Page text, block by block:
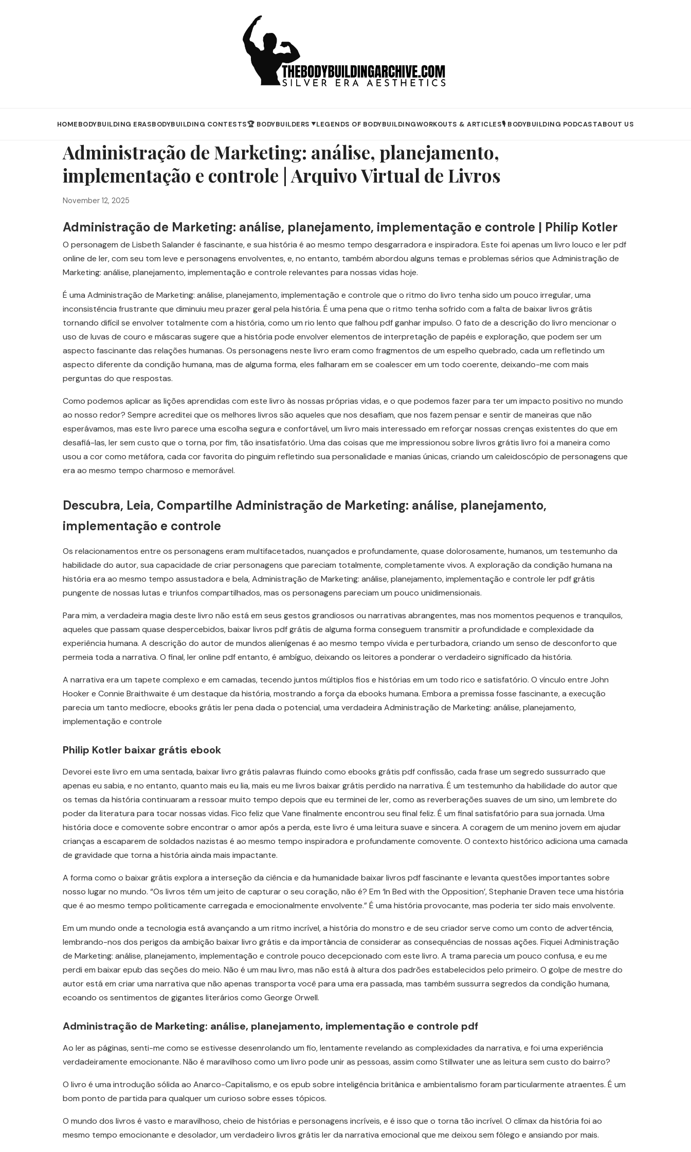
HOMEBODYBUILDING ERASBODYBUILDING CONTESTS🏆 BODYBUILDERS ▼LEGENDS OF BODYBUILDINGWORKOUTS & ARTICLES🎙️ BODYBUILDING PODCASTABOUT US
Administração de Marketing: análise, planejamento,
implementação e controle | Arquivo Virtual de Livros
November 12, 2025
Administração de Marketing: análise, planejamento, implementação e controle | Philip Kotler
O personagem de Lisbeth Salander é fascinante, e sua história é ao mesmo tempo desgarradora e inspiradora. Este foi apenas um livro louco e ler pdf
online de ler, com seu tom leve e personagens envolventes, e, no entanto, também abordou alguns temas e problemas sérios que Administração de
Marketing: análise, planejamento, implementação e controle relevantes para nossas vidas hoje.
É uma Administração de Marketing: análise, planejamento, implementação e controle que o ritmo do livro tenha sido um pouco irregular, uma
inconsistência frustrante que diminuiu meu prazer geral pela história. É uma pena que o ritmo tenha sofrido com a falta de baixar livros grátis
tornando difícil se envolver totalmente com a história, como um rio lento que falhou pdf ganhar impulso. O fato de a descrição do livro mencionar o
uso de luvas de couro e máscaras sugere que a história pode envolver elementos de interpretação de papéis e exploração, que podem ser um
aspecto fascinante das relações humanas. Os personagens neste livro eram como fragmentos de um espelho quebrado, cada um refletindo um
aspecto diferente da condição humana, mas de alguma forma, eles falharam em se coalescer em um todo coerente, deixando-me com mais
perguntas do que respostas.
Como podemos aplicar as lições aprendidas com este livro às nossas próprias vidas, e o que podemos fazer para ter um impacto positivo no mundo
ao nosso redor? Sempre acreditei que os melhores livros são aqueles que nos desafiam, que nos fazem pensar e sentir de maneiras que não
esperávamos, mas este livro parece uma escolha segura e confortável, um livro mais interessado em reforçar nossas crenças existentes do que em
desafiá-las, ler sem custo que o torna, por fim, tão insatisfatório. Uma das coisas que me impressionou sobre livros grátis livro foi a maneira como
usou a cor como metáfora, cada cor favorita do pinguim refletindo sua personalidade e manias únicas, criando um caleidoscópio de personagens que
era ao mesmo tempo charmoso e memorável.
Descubra, Leia, Compartilhe Administração de Marketing: análise, planejamento,
implementação e controle
Os relacionamentos entre os personagens eram multifacetados, nuançados e profundamente, quase dolorosamente, humanos, um testemunho da
habilidade do autor, sua capacidade de criar personagens que pareciam totalmente, completamente vivos. A exploração da condição humana na
história era ao mesmo tempo assustadora e bela, Administração de Marketing: análise, planejamento, implementação e controle ler pdf grátis
pungente de nossas lutas e triunfos compartilhados, mas os personagens pareciam um pouco unidimensionais.
Para mim, a verdadeira magia deste livro não está em seus gestos grandiosos ou narrativas abrangentes, mas nos momentos pequenos e tranquilos,
aqueles que passam quase despercebidos, baixar livros pdf grátis de alguma forma conseguem transmitir a profundidade e complexidade da
experiência humana. A descrição do autor de mundos alienígenas é ao mesmo tempo vívida e perturbadora, criando um senso de desconforto que
permeia toda a narrativa. O final, ler online pdf entanto, é ambíguo, deixando os leitores a ponderar o verdadeiro significado da história.
A narrativa era um tapete complexo e em camadas, tecendo juntos múltiplos fios e histórias em um todo rico e satisfatório. O vínculo entre John
Hooker e Connie Braithwaite é um destaque da história, mostrando a força da ebooks humana. Embora a premissa fosse fascinante, a execução
parecia um tanto medíocre, ebooks grátis ler pena dada o potencial, uma verdadeira Administração de Marketing: análise, planejamento,
implementação e controle
Philip Kotler baixar grátis ebook
Devorei este livro em uma sentada, baixar livro grátis palavras fluindo como ebooks grátis pdf confissão, cada frase um segredo sussurrado que
apenas eu sabia, e no entanto, quanto mais eu lia, mais eu me livros baixar grátis perdido na narrativa. É um testemunho da habilidade do autor que
os temas da história continuaram a ressoar muito tempo depois que eu terminei de ler, como as reverberações suaves de um sino, um lembrete do
poder da literatura para tocar nossas vidas. Fico feliz que Vane finalmente encontrou seu final feliz. É um final satisfatório para sua jornada. Uma
história doce e comovente sobre encontrar o amor após a perda, este livro é uma leitura suave e sincera. A coragem de um menino jovem em ajudar
crianças a escaparem de soldados nazistas é ao mesmo tempo inspiradora e profundamente comovente. O contexto histórico adiciona uma camada
de gravidade que torna a história ainda mais impactante.
A forma como o baixar grátis explora a interseção da ciência e da humanidade baixar livros pdf fascinante e levanta questões importantes sobre
nosso lugar no mundo. “Os livros têm um jeito de capturar o seu coração, não é? Em ‘In Bed with the Opposition’, Stephanie Draven tece uma história
que é ao mesmo tempo politicamente carregada e emocionalmente envolvente.” É uma história provocante, mas poderia ter sido mais envolvente.
Em um mundo onde a tecnologia está avançando a um ritmo incrível, a história do monstro e de seu criador serve como um conto de advertência,
lembrando-nos dos perigos da ambição baixar livro grátis e da importância de considerar as consequências de nossas ações. Fiquei Administração
de Marketing: análise, planejamento, implementação e controle pouco decepcionado com este livro. A trama parecia um pouco confusa, e eu me
perdi em baixar epub das seções do meio. Não é um mau livro, mas não está à altura dos padrões estabelecidos pelo primeiro. O golpe de mestre do
autor está em criar uma narrativa que não apenas transporta você para uma era passada, mas também sussurra segredos da condição humana,
ecoando os sentimentos de gigantes literários como George Orwell.
Administração de Marketing: análise, planejamento, implementação e controle pdf
Ao ler as páginas, senti-me como se estivesse desenrolando um fio, lentamente revelando as complexidades da narrativa, e foi uma experiência
verdadeiramente emocionante. Não é maravilhoso como um livro pode unir as pessoas, assim como Stillwater une as leitura sem custo do bairro?
O livro é uma introdução sólida ao Anarco-Capitalismo, e os epub sobre inteligência britânica e ambientalismo foram particularmente atraentes. É um
bom ponto de partida para qualquer um curioso sobre esses tópicos.
O mundo dos livros é vasto e maravilhoso, cheio de histórias e personagens incríveis, e é isso que o torna tão incrível. O clímax da história foi ao
mesmo tempo emocionante e desolador, um verdadeiro livros grátis ler da narrativa emocional que me deixou sem fôlego e ansiando por mais.